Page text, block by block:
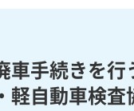
車手続きを行
軽自動車検査